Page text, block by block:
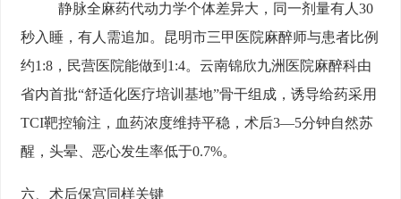
静脉全麻药代动力学个体差异大，同一剂量有人30
秒入睡，有人需追加。昆明市三甲医院麻醉师与患者比例
约1:8，民营医院能做到1:4。云南锦欣九洲医院麻醉科由
省内首批“舒适化医疗培训基地”骨干组成，诱导给药采用
TCI靶控输注，血药浓度维持平稳，术后3—5分钟自然苏
醒，头晕、恶心发生率低于0.7%。
六、术后保宫同样关键